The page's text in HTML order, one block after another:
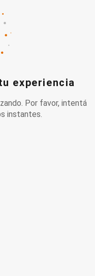
experiencia
Por favor, intentá
instantes.